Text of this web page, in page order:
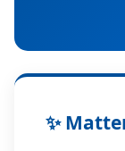
✨